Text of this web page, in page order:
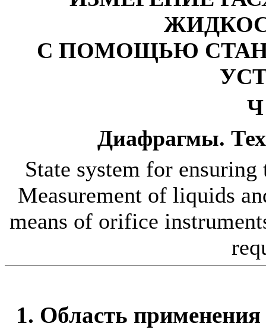
С ПОМОЩЬЮ
Диафрагмы.
State system for
Measurement of liquids
means of orifice
1. Область применения